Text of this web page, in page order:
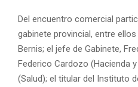
Del encuentro comercial
gabinete provincial, entre
Bernis; el jefe de Gabinete,
Federico Cardozo (Hacienda
(Salud); el titular del Instituto